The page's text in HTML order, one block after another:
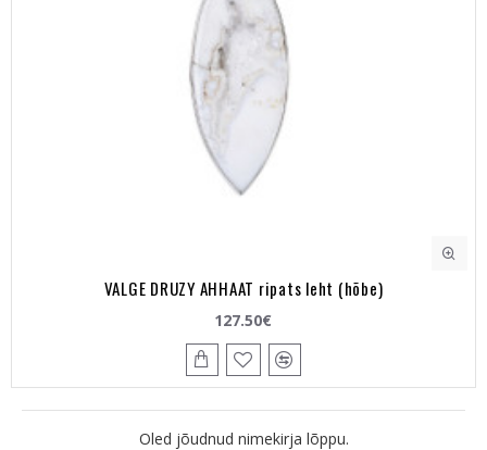
VALGE DRUZY AHHAAT ripats leht (hõbe)
127.50€
Oled jõudnud nimekirja lõppu.